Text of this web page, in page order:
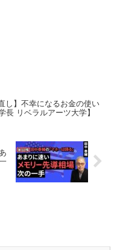
し】不幸になるお金の使い
長 リベラルアーツ大学】